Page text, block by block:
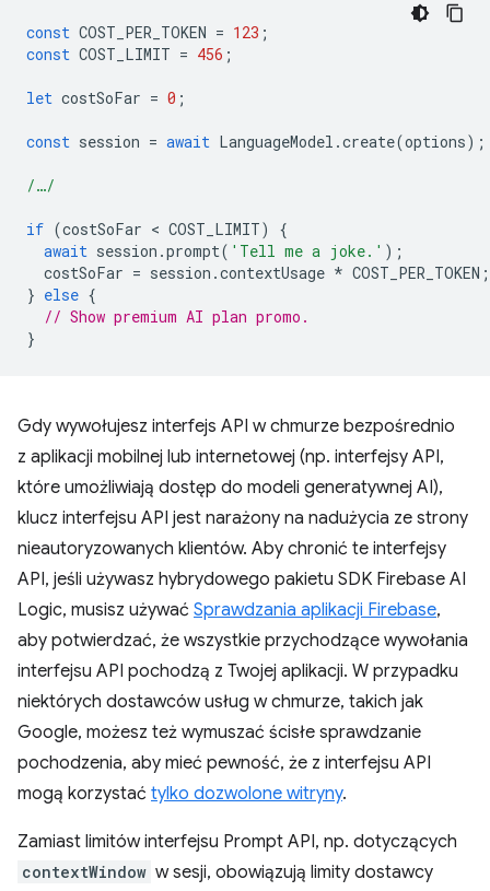
const COST_PER_TOKEN = 123 ;
const COST_LIMIT = 456 ;
let costSoFar = 0 ;
const session = await LanguageModel .create(options);
/…/
if (costSoFar < COST_LIMIT)
{
await session .prompt( 'Tell me a joke.' );
costSoFar = session .contextUsage * COST_PER_TOKEN ;
} else {
// Show premium AI plan promo.
}
Gdy wywołujesz interfejs API w chmurze bezpośrednio
z aplikacji mobilnej lub internetowej (np. interfejsy API,
które umożliwiają dostęp do modeli generatywnej AI),
klucz interfejsu API jest narażony na nadużycia ze strony
nieautoryzowanych klientów. Aby chronić te interfejsy
API, jeśli używasz hybrydowego pakietu SDK Firebase AI
Logic, musisz używać Sprawdzania aplikacji Firebase,
aby potwierdzać, że wszystkie przychodzące wywołania
interfejsu API pochodzą z Twojej aplikacji. W przypadku
niektórych dostawców usług w chmurze, takich jak
Google, możesz też wymuszać ścisłe sprawdzanie
pochodzenia, aby mieć pewność, że z interfejsu API
mogą korzystać tylko dozwolone witryny.
Zamiast limitów interfejsu Prompt API, np. dotyczących
contextWindow w sesji, obowiązują limity dostawcy